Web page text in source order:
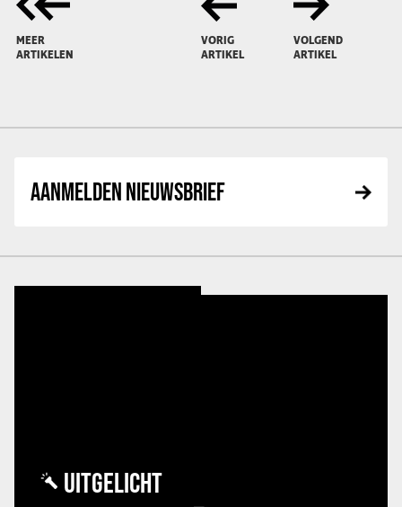
MEER
ARTIKELEN
VORIG
ARTIKEL
VOLGEND
ARTIKEL
AANMELDEN NIEUWSBRIEF
UITGELICHT